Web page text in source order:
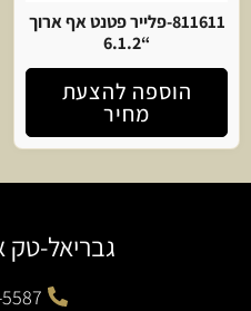
811611-פלייר פטנט אף ארוך
“6.1.2
הוספה להצעת
מחיר
גבריאל-טק